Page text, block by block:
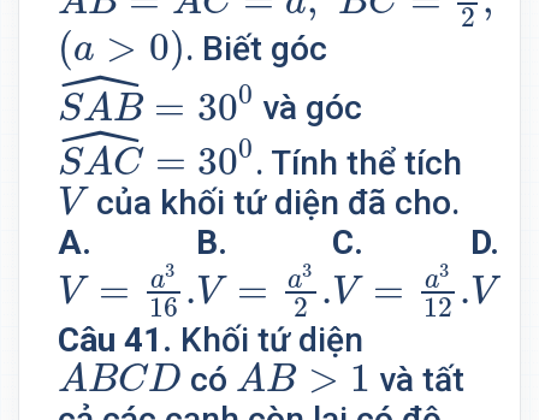
2
(a > 0)
( a >0 . Biết góc
ˆ
SAB = 300
SAB^ =300
và góc
ˆ
SAC = 300
SAC^ =300
. Tính thể tích
V
Vcủa khối tứ diện đã cho.
A.
V = a3
16 .
V= 16 .
B.
V = a3
2 .
V= 2. C.
V = a3
12 .
V= 12 .
D.
V
V=
Câu 41. Khối tứ diện
ABCD
ABCD có AB > 1
AB>1
và tất